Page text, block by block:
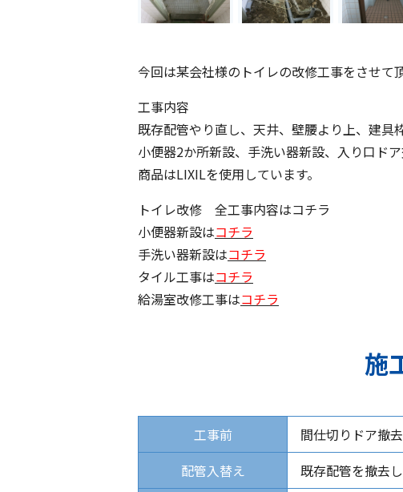
今回は某会社様のトイレの改修工事をさせて
工事内容
既存配管やり直し、天井、壁腰より上、建具
小便器2か所新設、手洗い器新設、入り口ド
商品はLIXILを使用しています。
トイレ改修 全工事内容はコチラ
小便器新設はコチラ
手洗い器新設はコチラ
タイル工事はコチラ
給湯室改修工事はコチラ
施
工事前
間仕切りドア撤
配管入替え
既存配管を撤去